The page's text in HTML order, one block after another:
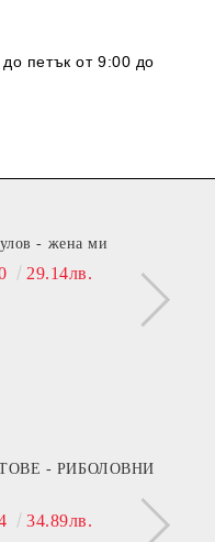
петък от 9:00 до
- жена ми
29.14лв.
- РИБОЛОВНИ
34.89лв.